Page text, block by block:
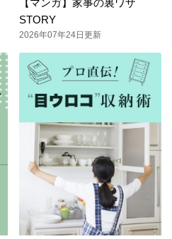
STORY
2026年07年24日更新